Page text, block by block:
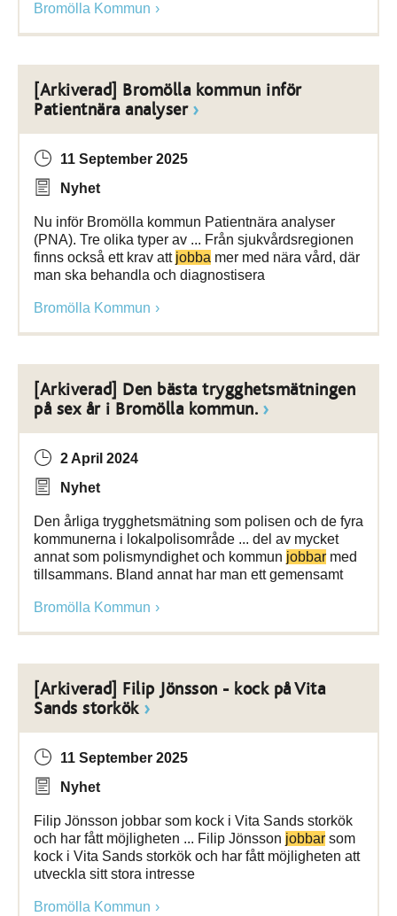
Bromölla Kommun
[Arkiverad] Bromölla kommun inför
Patientnära analyser
11 September 2025
Nyhet
Nu inför Bromölla kommun Patientnära analyser
(PNA). Tre olika typer av ... Från sjukvårdsregionen
finns också ett krav att jobba mer med nära vård, där
man ska behandla och diagnostisera
Bromölla Kommun
[Arkiverad] Den bästa trygghetsmätningen
på sex år i Bromölla kommun.
2 April 2024
Nyhet
Den årliga trygghetsmätning som polisen och de fyra
kommunerna i lokalpolisområde ... del av mycket
annat som polismyndighet och kommun jobbar med
tillsammans. Bland annat har man ett gemensamt
Bromölla Kommun
[Arkiverad] Filip Jönsson - kock på Vita
Sands storkök
11 September 2025
Nyhet
Filip Jönsson jobbar som kock i Vita Sands storkök
och har fått möjligheten ... Filip Jönsson jobbar som
kock i Vita Sands storkök och har fått möjligheten att
utveckla sitt stora intresse
Bromölla Kommun